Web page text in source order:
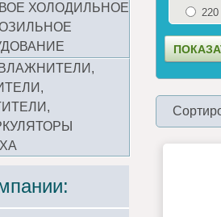
ХОЛОДИЛЬНОЕ